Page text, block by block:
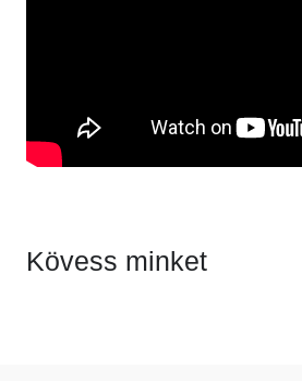
Kövess minket